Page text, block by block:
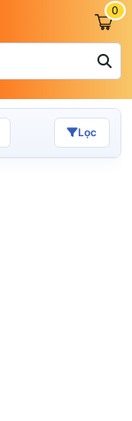
0
Lọc